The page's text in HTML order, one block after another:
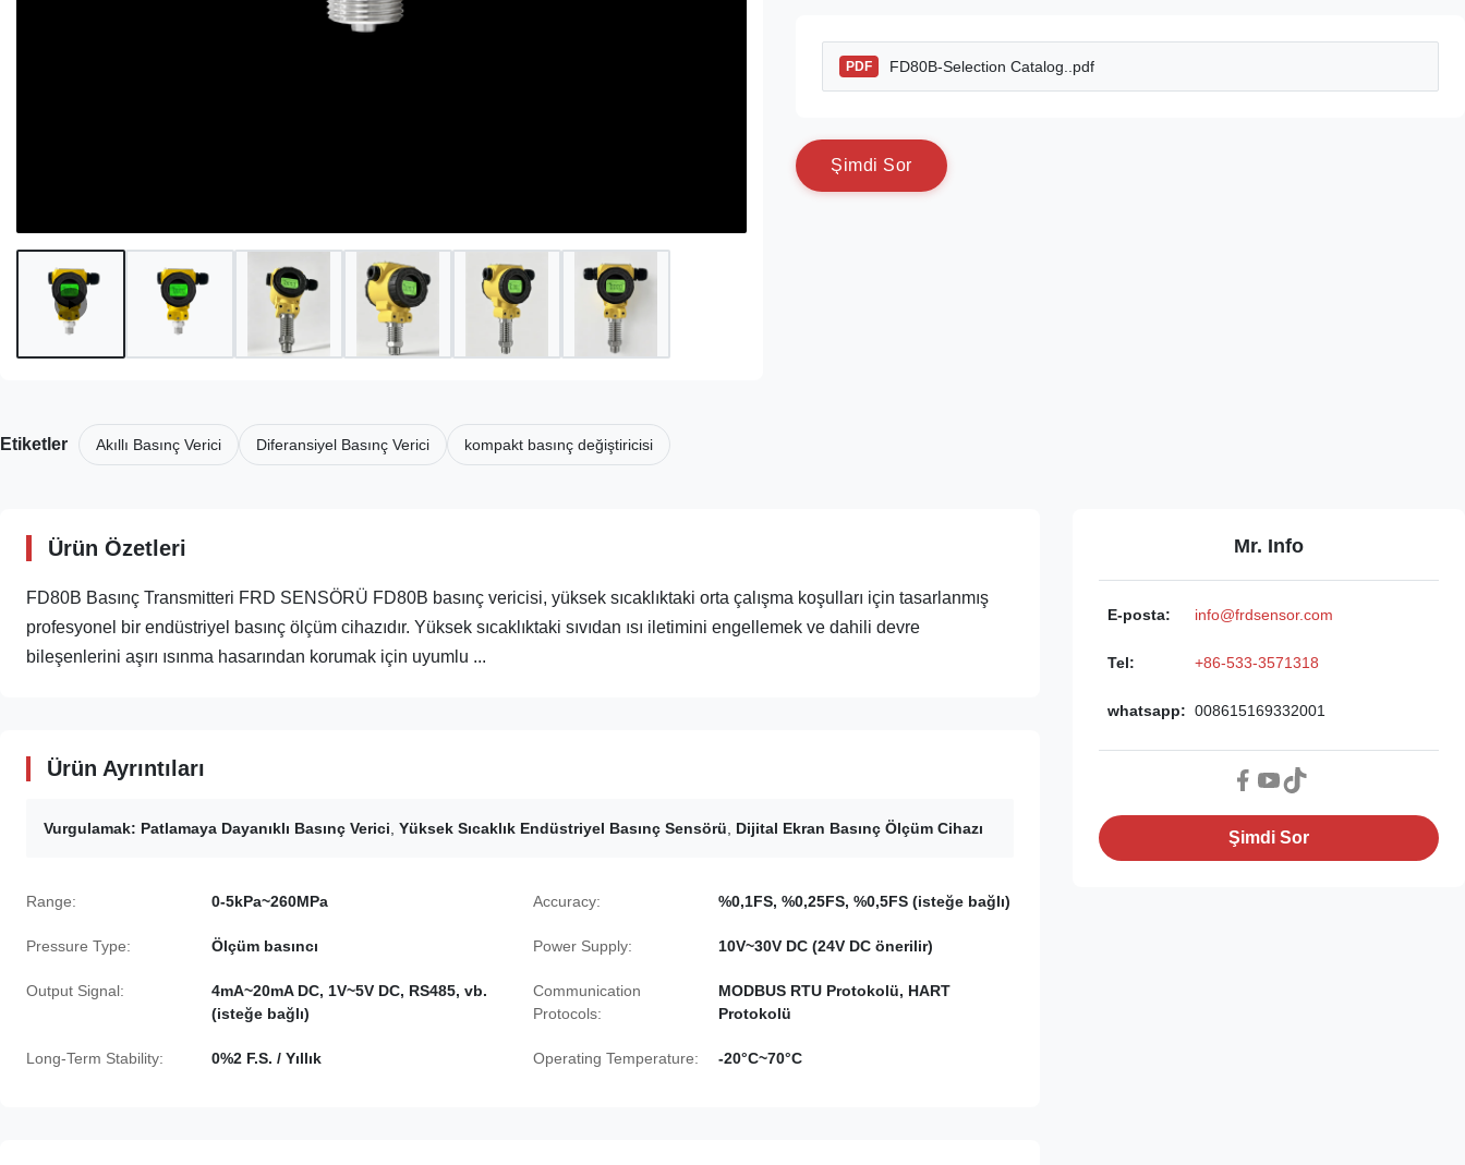
PDF FD80B-Selection Catalog..pdf
Şimdi Sor
Etiketler Akıllı Basınç Verici Diferansiyel Basınç Verici kompakt basınç değiştiricisi
Ürün Özetleri
FD80B Basınç Transmitteri FRD SENSÖRÜ FD80B basınç vericisi, yüksek sıcaklıktaki orta çalışma koşulları için tasarlanmış
profesyonel bir endüstriyel basınç ölçüm cihazıdır. Yüksek sıcaklıktaki sıvıdan ısı iletimini engellemek ve dahili devre
bileşenlerini aşırı ısınma hasarından korumak için uyumlu ...
Ürün Ayrıntıları
Vurgulamak: Patlamaya Dayanıklı Basınç Verici, Yüksek Sıcaklık Endüstriyel Basınç Sensörü, Dijital Ekran Basınç Ölçüm Cihazı
Range: 0-5kPa~260MPa Accuracy: %0,1FS, %0,25FS, %0,5FS (isteğe bağlı)
Pressure Type: Ölçüm basıncı Power Supply: 10V~30V DC (24V DC önerilir)
Output Signal:
4mA~20mA DC, 1V~5V DC, RS485, vb.
(isteğe bağlı)
Communication
Protocols:
MODBUS RTU Protokolü, HART
Protokolü
Long-Term Stability: 0%2 F.S. / Yıllık Operating Temperature: -20°C~70°C
Mr. Info
E-posta: info@frdsensor.com
Tel: +86-533-3571318
whatsapp: 008615169332001
Şimdi Sor